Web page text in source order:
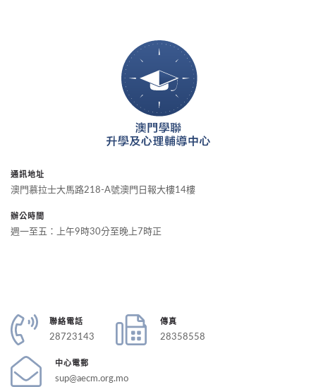
聯絡電話
28723143
傳真
28358558
中心電郵
sup@aecm.org.mo
通訊地址
澳門慕拉士大馬路218-A號澳門日報大樓14樓
辦公時間
週一至五：上午9時30分至晚上7時正